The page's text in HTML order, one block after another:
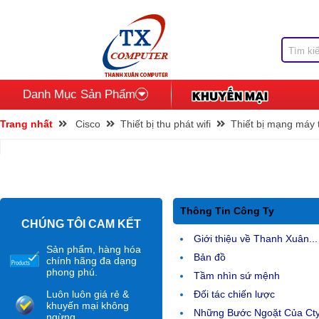
Danh Mục Sản Phẩm
Trang nhất Cisco Thiết bị thu phát wifi Thiết bị mạng máy
CHÚNG TÔI CAM KẾT
Sản phẩm, hàng hóa
chính hãng đa dạng
phong phú.
Luôn luôn giá rẻ &
khuyến mại không
Thông Tin Công Ty
Giới thiệu về Thanh Xuân...
Bản đồ
Tầm nhìn sứ mệnh
Đối tác chiến lược
Những Bước Ngoặt Của